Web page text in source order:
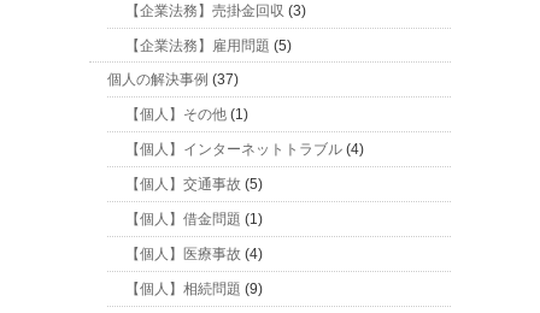
【企業法務】売掛金回収 (3)
【企業法務】雇用問題 (5)
個人の解決事例 (37)
【個人】その他 (1)
【個人】インターネットトラブル (4)
【個人】交通事故 (5)
【個人】借金問題 (1)
【個人】医療事故 (4)
【個人】相続問題 (9)